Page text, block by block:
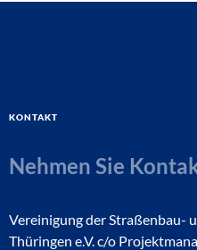
Kontakt
Nehmen Sie
Vereinigung der Straßenbau-
Thüringen e.V. c/o